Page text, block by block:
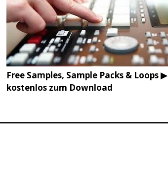
Free Samples, Sample Packs & Loops ▶
kostenlos zum Download